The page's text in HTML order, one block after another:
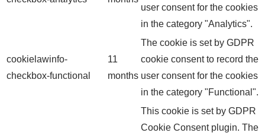
user consent for the cookies
in the category "Analytics".
cookielawinfo-
checkbox-functional
11
months
The cookie is set by GDPR
cookie consent to record the
user consent for the cookies
in the category "Functional".
This cookie is set by GDPR
Cookie Consent plugin. The